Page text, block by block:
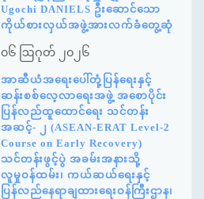
Ugochi DANIELS ဦးဆောင်သော
ကိုယ်စားလှယ်အဖွဲ့အားလက်ခံတွေ့ဆုံ
၀၆ ဩဂုတ် ၂၀၂၆
အာဆီယံအရေးပေါ်တုံ့ပြန်ရေးနှင့်
ဆန်းစစ်လေ့လာရေးအဖွဲ့ အစောပိုင်း
ပြန်လည်ထူထောင်ရေး သင်တန်း
အဆင့်- ၂ (ASEAN-ERAT Level-2
Course on Early Recovery)
သင်တန်းဖွင့်ပွဲ အခမ်းအနားသို့
လူမှုဝန်ထမ်း၊ ကယ်ဆယ်ရေးနှင့်
ပြန်လည်နေရာချထားရေးဝန်ကြီးဌာန၊